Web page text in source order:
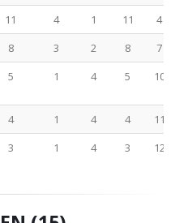
11 4 1 11 4
8 3 2 8 7
5 1 4 5 10
4 1 4 4 11
3 1 4 3 12